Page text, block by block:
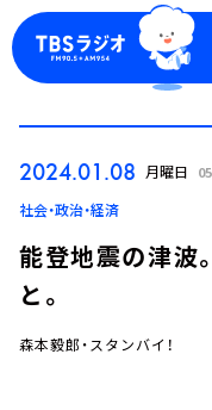
2024.01.08 月曜日
社会・政治・経済
能登地震の津波
と。
森本毅郎・スタンバイ！